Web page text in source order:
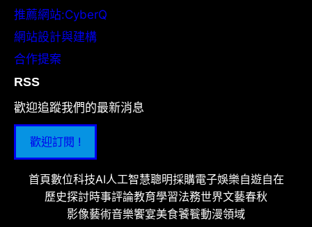
推薦網站:CyberQ
網站設計與建構
合作提案
RSS
歡迎追蹤我們的最新消息
歡迎訂閱 !
首頁數位科技AI人工智慧聰明採購電子娛樂自遊自在
歷史探討時事評論教育學習法務世界文藝春秋
影像藝術音樂饗宴美食饕餮動漫領域